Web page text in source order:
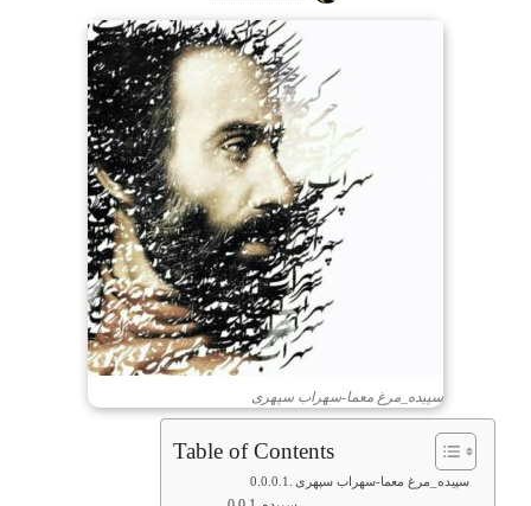
سپیده_مرغ معما-سهراب سپهری
Table of Contents
سپیده_مرغ معما-سهراب سپهری